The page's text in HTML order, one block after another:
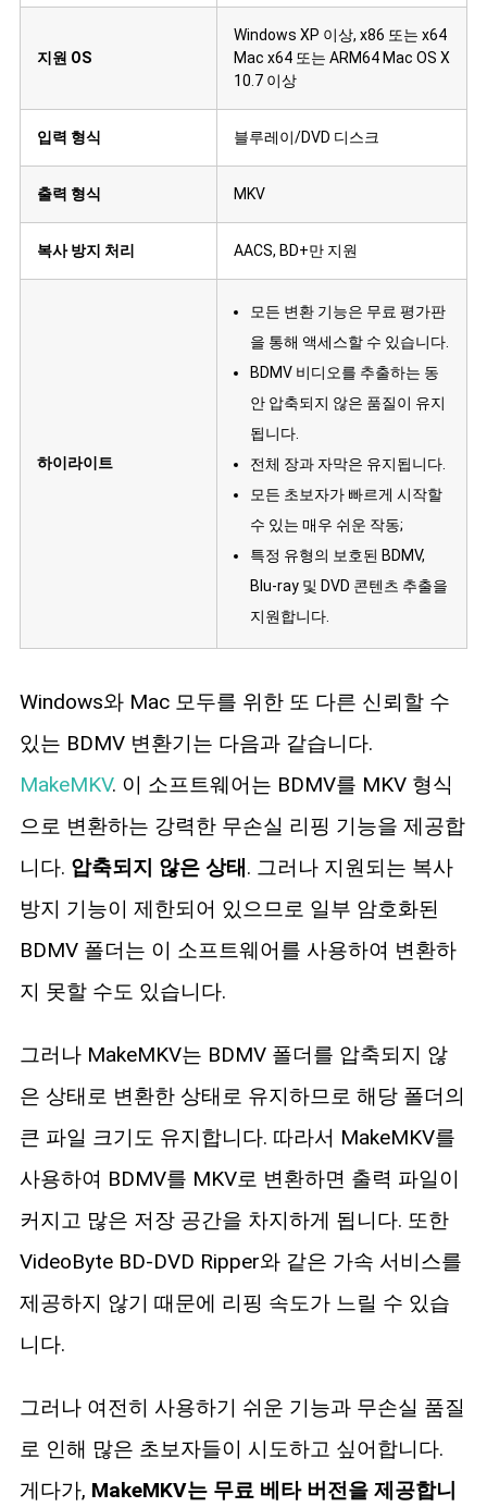
지원 OS
Windows XP 이상, x86 또는 x64
Mac x64 또는 ARM64 Mac OS X
10.7 이상
입력 형식 블루레이/DVD 디스크
출력 형식 MKV
복사 방지 처리 AACS, BD+만 지원
하이라이트
모든 변환 기능은 무료 평가판
을 통해 액세스할 수 있습니다.
BDMV 비디오를 추출하는 동
안 압축되지 않은 품질이 유지
됩니다.
전체 장과 자막은 유지됩니다.
모든 초보자가 빠르게 시작할
수 있는 매우 쉬운 작동;
특정 유형의 보호된 BDMV,
Blu-ray 및 DVD 콘텐츠 추출을
지원합니다.
Windows와 Mac 모두를 위한 또 다른 신뢰할 수
있는 BDMV 변환기는 다음과 같습니다.
MakeMKV. 이 소프트웨어는 BDMV를 MKV 형식
으로 변환하는 강력한 무손실 리핑 기능을 제공합
니다. 압축되지 않은 상태 . 그러나 지원되는 복사
방지 기능이 제한되어 있으므로 일부 암호화된
BDMV 폴더는 이 소프트웨어를 사용하여 변환하
지 못할 수도 있습니다.
그러나 MakeMKV는 BDMV 폴더를 압축되지 않
은 상태로 변환한 상태로 유지하므로 해당 폴더의
큰 파일 크기도 유지합니다. 따라서 MakeMKV를
사용하여 BDMV를 MKV로 변환하면 출력 파일이
커지고 많은 저장 공간을 차지하게 됩니다. 또한
VideoByte BD-DVD Ripper와 같은 가속 서비스를
제공하지 않기 때문에 리핑 속도가 느릴 수 있습
니다.
그러나 여전히 사용하기 쉬운 기능과 무손실 품질
로 인해 많은 초보자들이 시도하고 싶어합니다.
게다가, MakeMKV는 무료 베타 버전을 제공합니